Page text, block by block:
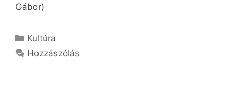
Gábor)
Kategória
Kultúra
Hozzászólás